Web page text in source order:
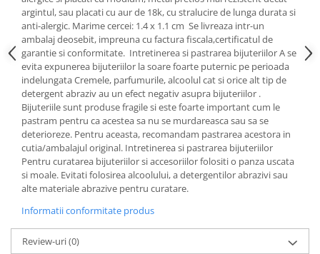
Cadouri pentru Doctori
Cadouri pentru Sfânta Maria
Martisoare
argintul, sau placati cu aur de 18k, cu stralucire de lunga durata si
anti-alergic. Marime cercei: 1.4 x 1.1 cm Se livreaza intr-un
ambalaj deosebit, impreuna cu factura fiscala ,certificatul de
garantie si conformitate. Intretinerea si pastrarea bijuteriilor A se
evita expunerea bijuteriilor la soare foarte puternic pe perioada
indelungata Cremele, parfumurile, alcoolul cat si orice alt tip de
detergent abraziv au un efect negativ asupra bijuteriilor .
Bijuteriile sunt produse fragile si este foarte important cum le
pastram pentru ca acestea sa nu se murdareasca sau sa se
deterioreze. Pentru aceasta, recomandam pastrarea acestora in
cutia/ambalajul original. Intretinerea si pastrarea bijuteriilor
Pentru curatarea bijuteriilor si accesoriilor folositi o panza uscata
si moale. Evitati folosirea alcoolului, a detergentilor abrazivi sau
alte materiale abrazive pentru curatare.
Informatii conformitate produs
Review-uri(0)